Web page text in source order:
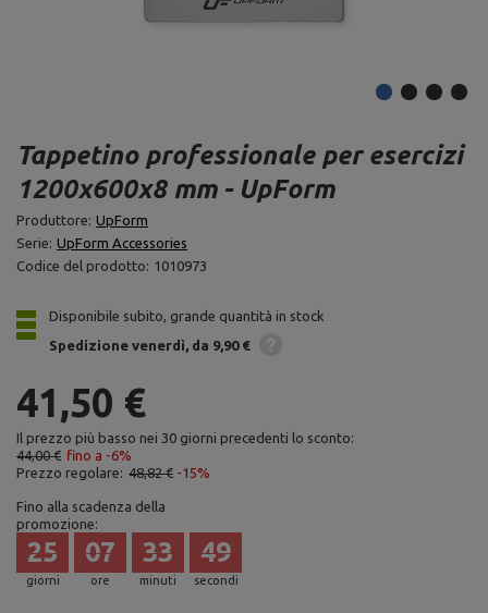
Tappetino professionale per esercizi
1200x600x8 mm - UpForm
Produttore: UpForm
Serie: UpForm Accessories
Codice del prodotto: 1010973
Disponibile subito, grande quantità in stock
Spedizione venerdì da 9,90 €
41,50 €
Il prezzo più basso nei 30 giorni precedenti lo sconto:
44,00 € fino a -6%
Prezzo regolare: 48,82 € -15%
Fino alla scadenza della
promozione:
giorni
25
ore
07
minuti
33
secondi
48